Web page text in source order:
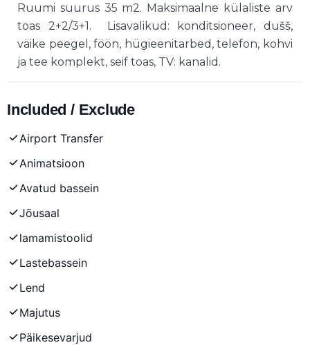
Ruumi suurus 35 m2. Maksimaalne külaliste arv
toas 2+2/3+1. Lisavalikud: konditsioneer, dušš,
väike peegel, föön, hügieenitarbed, telefon, kohvi
ja tee komplekt, seif toas, TV: kanalid.
Included / Exclude
Airport Transfer
Animatsioon
Avatud bassein
Jõusaal
lamamistoolid
Lastebassein
Lend
Majutus
Päikesevarjud